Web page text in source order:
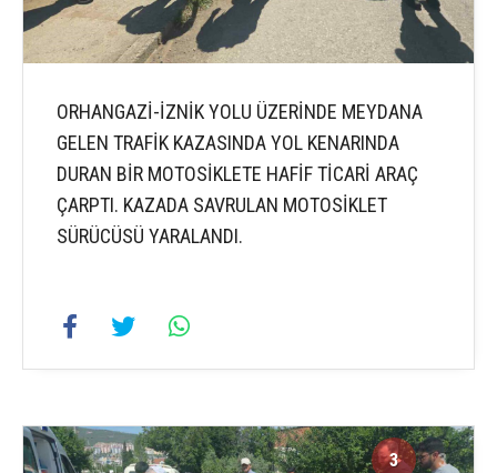
ORHANGAZİ-İZNİK YOLU ÜZERİNDE MEYDANA
GELEN TRAFİK KAZASINDA YOL KENARINDA
DURAN BİR MOTOSİKLETE HAFİF TİCARİ ARAÇ
ÇARPTI. KAZADA SAVRULAN MOTOSİKLET
SÜRÜCÜSÜ YARALANDI.
3 3